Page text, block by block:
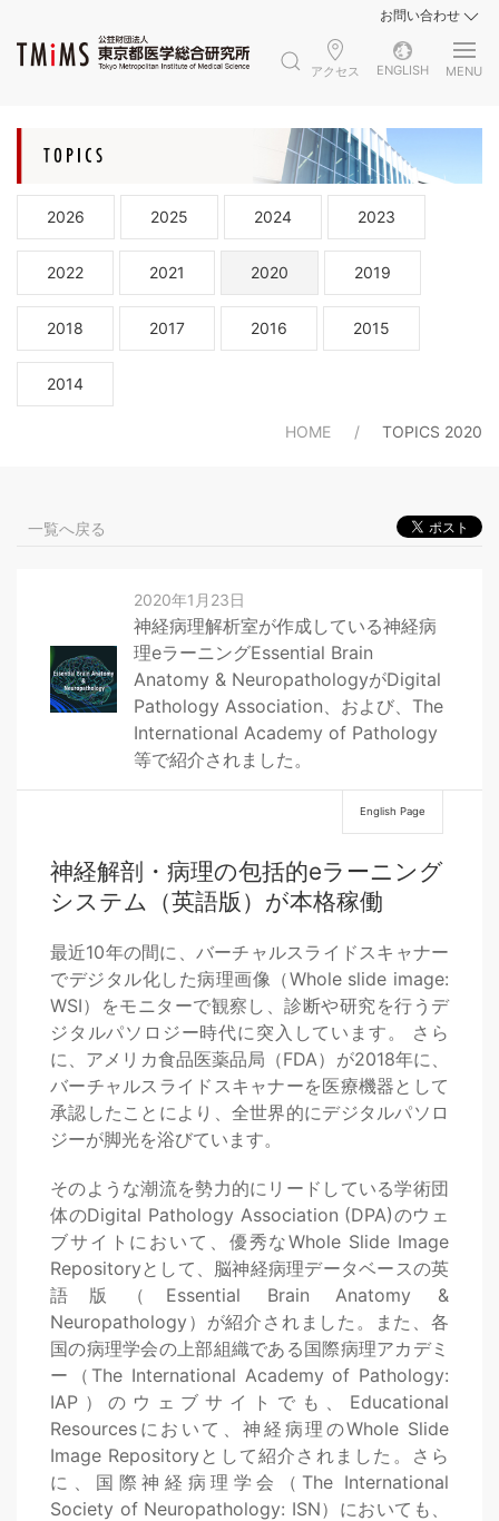
お問い合わせ
アクセス ENGLISH MENU
2026 2025 2024 2023
2022 2021 2020 2019
2018 2017 2016 2015
2014
HOME TOPICS 2020
一覧へ戻る
2020年1月23日
神経病理解析室が作成している神経病
理eラーニングEssential Brain
Anatomy & NeuropathologyがDigital
Pathology Association、および、The
International Academy of Pathology
等で紹介されました。
English Page
神経解剖・病理の包括的eラーニング
システム（英語版）が本格稼働
最近10年の間に、バーチャルスライドスキャナー
でデジタル化した病理画像（Whole slide image:
WSI）をモニターで観察し、診断や研究を行うデ
ジタルパソロジー時代に突入しています。 さら
に、アメリカ食品医薬品局（FDA）が2018年に、
バーチャルスライドスキャナーを医療機器として
承認したことにより、全世界的にデジタルパソロ
ジーが脚光を浴びています。
そのような潮流を勢力的にリードしている学術団
体のDigital Pathology Association (DPA)のウェ
ブサイトにおいて、優秀なWhole Slide Image
Repositoryとして、脳神経病理データベースの英
語版（Essential Brain Anatomy &
Neuropathology）が紹介されました。また、各
国の病理学会の上部組織である国際病理アカデミ
ー（The International Academy of Pathology:
IAP）のウェブサイトでも、Educational
Resourcesにおいて、神経病理のWhole Slide
Image Repositoryとして紹介されました。さら
に、国際神経病理学会（The International
Society of Neuropathology: ISN）においても、